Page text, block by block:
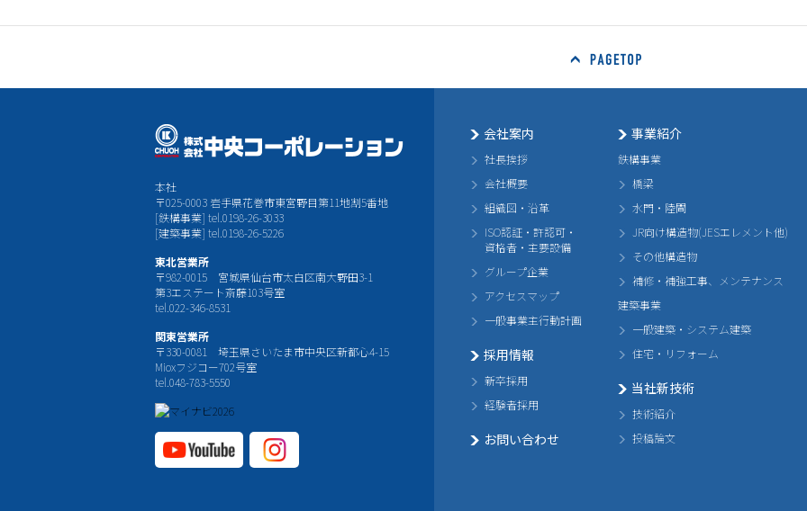
本社
〒025-0003 岩手県花巻市東宮野目第11地割5番地
[鉄構事業] tel.0198-26-3033
[建築事業] tel.0198-26-5226
東北営業所
〒982-0015 宮城県仙台市太白区南大野田3-1
第3エステート斎藤103号室
tel.022-346-8531
関東営業所
〒330-0081 埼玉県さいたま市中央区新都心4-15
Mioxフジコー702号室
tel.048-783-5550
会社案内
社長挨拶
会社概要
組織図・沿革
ISO認証・許認可・
資格者・主要設備
グループ企業
アクセスマップ
一般事業主行動計画
採用情報
新卒採用
経験者採用
お問い合わせ
事業紹介
鉄構事業
橋梁
水門・陸閘
JR向け構造物(JESエレメント他)
その他構造物
補修・補強工事、メンテナンス
建築事業
一般建築・システム建築
住宅・リフォーム
当社新技術
技術紹介
投稿論文